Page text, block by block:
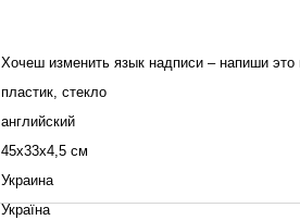
Хочеш изменить язык надписи – напиши это
пластик, стекло
английский
45х33х4,5 см
Украина
Україна